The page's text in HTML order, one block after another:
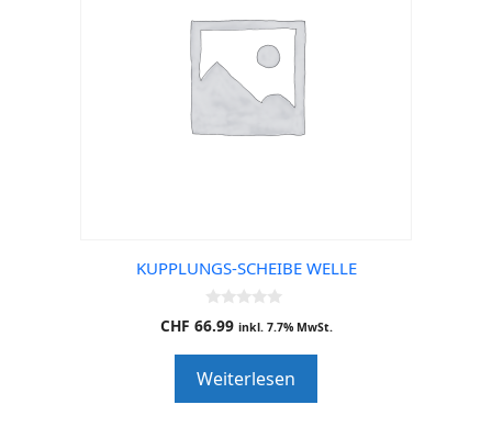
KUPPLUNGS-SCHEIBE WELLE
0
o
o
f
5
CHF 66.99 inkl. 7.7% MwSt.
Weiterlesen